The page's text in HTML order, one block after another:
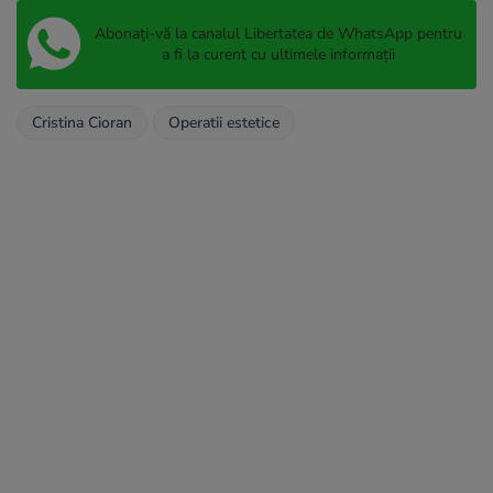
Abonați-vă la canalul Libertatea de WhatsApp pentru
a fi la curent cu ultimele informații
Cristina Cioran Operatii estetice